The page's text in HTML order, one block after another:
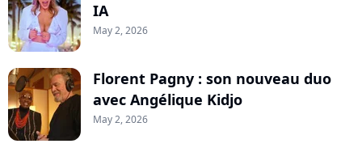
IA
May 2, 2026
Florent Pagny : son nouveau duo
avec Angélique Kidjo
May 2, 2026